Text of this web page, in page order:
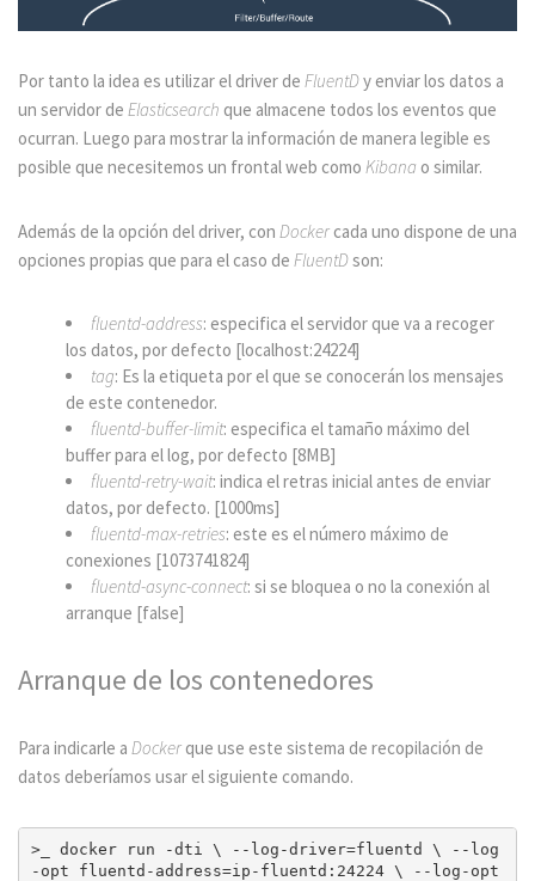
Por tanto la idea es utilizar el driver de FluentDy enviar los datos a
un servidor de Elasticsearch que almacene todos los eventos que
ocurran. Luego para mostrar la información de manera legible es
posible que necesitemos un frontal web como Kibana o similar.
Además de la opción del driver, con Docker cada uno dispone de una
opciones propias que para el caso de FluentDson:
fluentd-address: especifica el servidor que va a recoger
los datos, por defecto [localhost:24224]
tag: Es la etiqueta por el que se conocerán los mensajes
de este contenedor.
fluentd-buffer-limit: especifica el tamaño máximo del
buffer para el log, por defecto [8MB]
fluentd-retry-wait: indica el retras inicial antes de enviar
datos, por defecto. [1000ms]
fluentd-max-retries: este es el número máximo de
conexiones [1073741824]
fluentd-async-connect: si se bloquea o no la conexión al
arranque [false]
Arranque de los contenedores
Para indicarle a Docker que use este sistema de recopilación de
datos deberíamos usar el siguiente comando.
>_ docker run -dti \ --log-driver=fluentd \ --log
-opt fluentd-address=ip-fluentd:24224 \ --log-opt